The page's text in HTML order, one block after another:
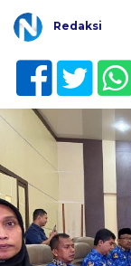
Redaksi